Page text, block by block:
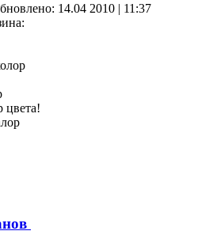
14.04 2010 | 11:37
цвета!